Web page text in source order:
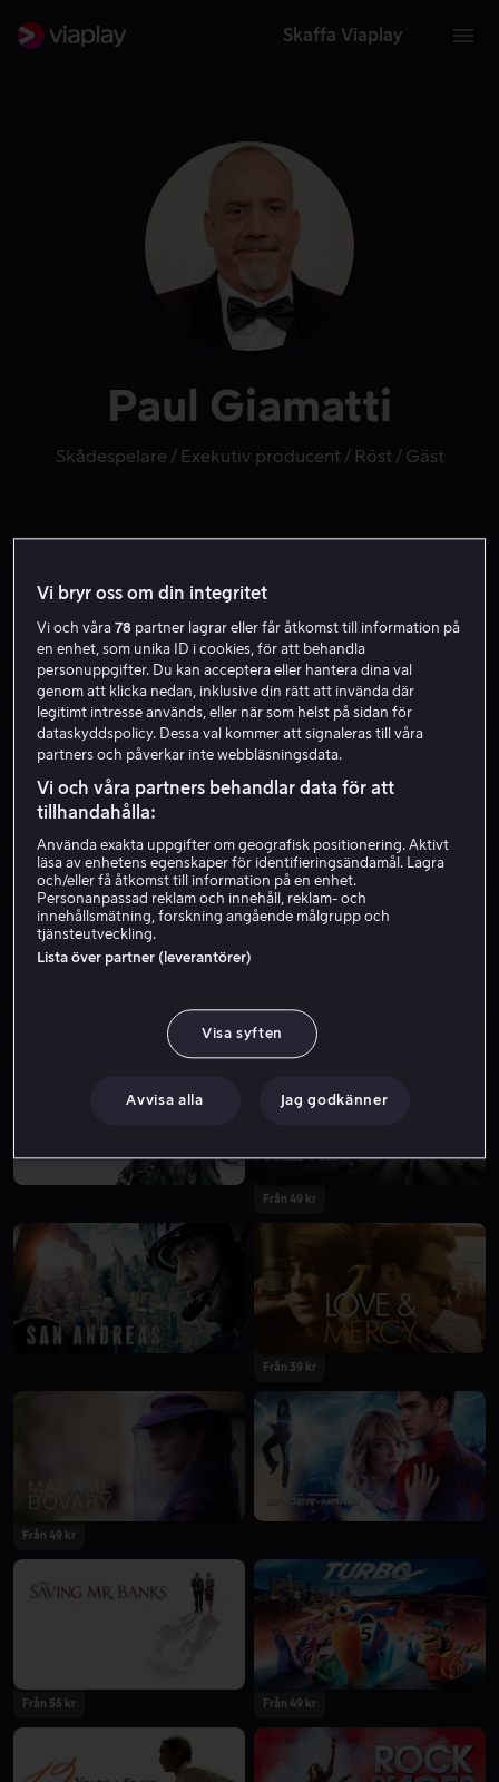
Skaffa Viaplay
Paul Giamatti
Skådespelare Exekutiv producent Röst Gäst
Rea Bara hos oss
Från 39 kr
Från 49 kr
Från 49 kr
Från 39 kr
Från 49 kr
Från 55 kr Från 49 kr
Vi bryr oss om din integritet
Vi och våra78 partner lagrar eller får åtkomst till information på
en enhet, som unika ID i cookies, för att behandla
personuppgifter. Du kan acceptera eller hantera dina val
genom att klicka nedan, inklusive din rätt att invända där
legitimt intresse används, eller när som helst på sidan för
dataskyddspolicy. Dessa val kommer att signaleras till våra
partners och påverkar inte webbläsningsdata.
Vi och våra partners behandlar data för att
tillhandahålla:
Använda exakta uppgifter om geografisk positionering. Aktivt
läsa av enhetens egenskaper för identifieringsändamål. Lagra
och/eller få åtkomst till information på en enhet.
Personanpassad reklam och innehåll, reklam- och
innehållsmätning, forskning angående målgrupp och
tjänsteutveckling.
Lista över partner (leverantörer)
Visa syften
Avvisa alla Jag godkänner